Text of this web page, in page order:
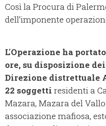
Così la Procura di
dell’imponente
L'Operazione ha
ore, su disposizione
Direzione distrettuale
22 soggetti residenti a
Mazara, Mazara del
associazione mafiosa,